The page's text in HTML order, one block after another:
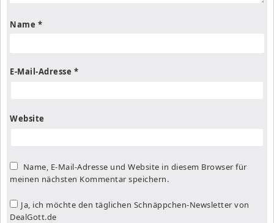
Name *
E-Mail-Adresse *
Website
Name, E-Mail-Adresse und Website in diesem Browser für
meinen nächsten Kommentar speichern.
Ja, ich möchte den täglichen Schnäppchen-Newsletter von
DealGott.de